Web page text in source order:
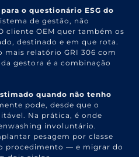
o questionário ESG do
de gestão, não
cliente OEM quer também os
destinado e em que rota.
mais relatório GRI 306 com
gestora é a combinação
quando não tenho
pode, desde que o
Na prática, é onde
involuntário.
pesagem por classe
procedimento — e migrar do